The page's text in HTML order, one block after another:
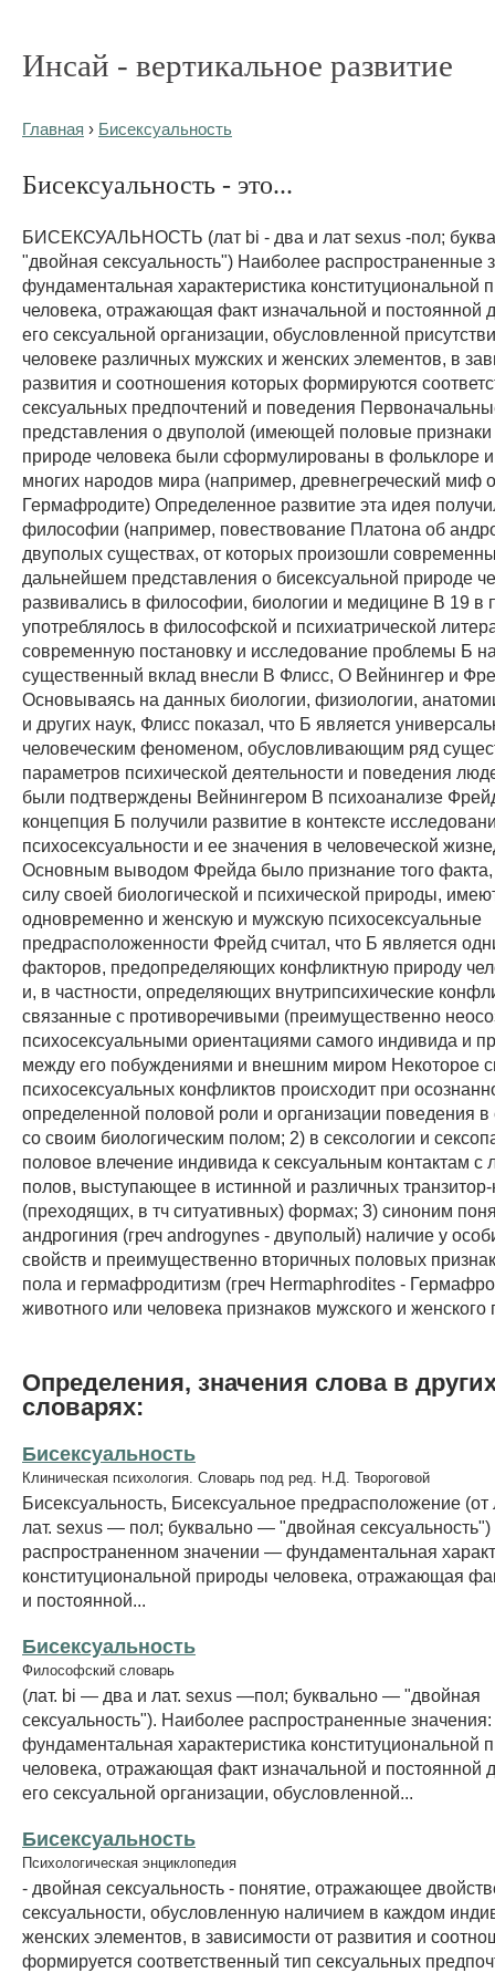
Инсай - вертикальное развитие
Главная › Бисексуальность
Бисексуальность - это...
БИСЕКСУАЛЬНОСТЬ (лат bi - два и лат sexus -пол;
"двойная сексуальность") Наиболее распространенные
фундаментальная характеристика конституциональной
человека, отражающая факт изначальной и постоянной
его сексуальной организации, обусловленной
человеке различных мужских и женских элементов, в
развития и соотношения которых формируются
сексуальных предпочтений и поведения
представления о двуполой (имеющей половые
природе человека были сформулированы в фольклоре
многих народов мира (например, древнегреческий миф о
Гермафродите) Определенное развитие эта идея
философии (например, повествование Платона об
двуполых существах, от которых произошли
дальнейшем представления о бисексуальной природе
развивались в философии, биологии и медицине В 19 в
употреблялось в философской и психиатрической
современную постановку и исследование проблемы Б
существенный вклад внесли В Флисс, О Вейнингер и
Основываясь на данных биологии, физиологии,
и других наук, Флисс показал, что Б является
человеческим феноменом, обусловливающим ряд
параметров психической деятельности и поведения
были подтверждены Вейнингером В психоанализе
концепция Б получили развитие в контексте
психосексуальности и ее значения в человеческой
Основным выводом Фрейда было признание того факта,
силу своей биологической и психической природы,
одновременно и женскую и мужскую психосексуальные
предрасположенности Фрейд считал, что Б является
факторов, предопределяющих конфликтную природу
и, в частности, определяющих внутрипсихические
связанные с противоречивыми (преимущественно
психосексуальными ориентациями самого индивида и
между его побуждениями и внешним миром Некоторое
психосексуальных конфликтов происходит при
определенной половой роли и организации поведения в
со своим биологическим полом; 2) в сексологии и
половое влечение индивида к сексуальным контактам с
полов, выступающее в истинной и различных
(преходящих, в тч ситуативных) формах; 3) синоним
андрогиния (греч androgynes - двуполый) наличие у
свойств и преимущественно вторичных половых
пола и гермафродитизм (греч Hermaphrodites -
животного или человека признаков мужского и женского
Определения, значения слова в
словарях:
Бисексуальность
Клиническая психология. Словарь под ред. Н.Д. Твороговой
Бисексуальность, Бисексуальное предрасположение
лат. sexus — пол; буквально — "двойная
распространенном значении — фундаментальная
конституциональной природы человека, отражающая
и постоянной...
Бисексуальность
Философский словарь
(лат. bi — два и лат. sexus —пол; буквально — "двойная
сексуальность"). Наиболее распространенные значения:
фундаментальная характеристика конституциональной
человека, отражающая факт изначальной и постоянной
его сексуальной организации, обусловленной...
Бисексуальность
Психологическая энциклопедия
- двойная сексуальность - понятие, отражающее
сексуальности, обусловленную наличием в каждом
женских элементов, в зависимости от развития и
формируется соответственный тип сексуальных